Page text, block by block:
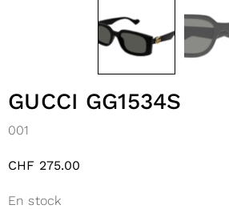
GUCCI GG1534S
001
CHF 275.00
En stock